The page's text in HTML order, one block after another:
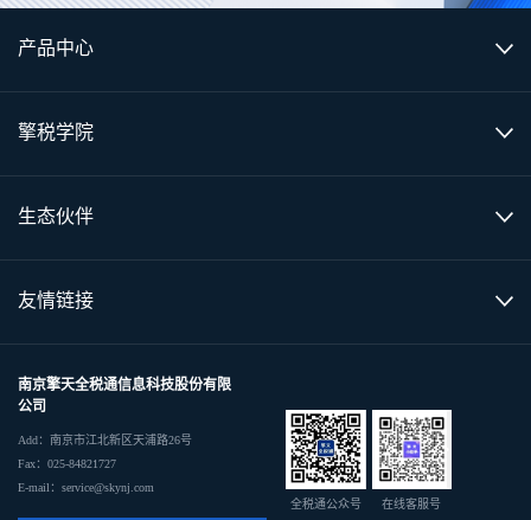
产品中心
擎税学院
生态伙伴
友情链接
南京擎天全税通信息科技股份有限
公司
Add：南京市江北新区天浦路26号
Fax：025-84821727
E-mail：service@skynj.com
全税通公众号
在线客服号